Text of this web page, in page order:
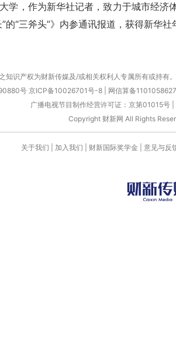
学，作为新华社记者，致力于城市经
的“三斧头”》内参通讯报道，获得新华
知识产权为财新传媒及/或相关权利人专属所有或持有
号京ICP备10026701号-8 网信算备
广播电视节目制作经营许可证：京第01015号|
Copyright 财新网 All Rights
关于我们 加入我们 财新国际奖学金 意见与反